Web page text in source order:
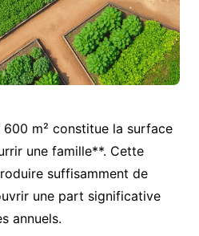
m² constitue la surface
une famille**. Cette
suffisamment de
une part significative
annuels.